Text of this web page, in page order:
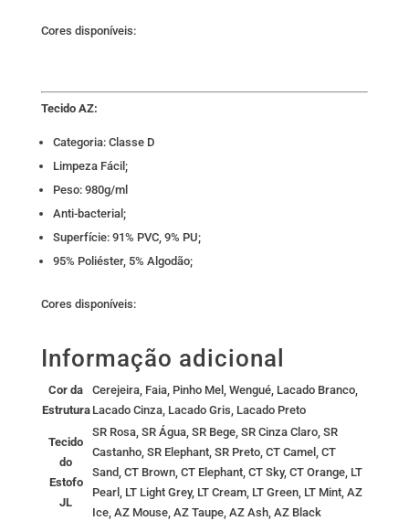
Cores disponíveis:
Tecido AZ:
Categoria: Classe D
Limpeza Fácil;
Peso: 980g/ml
Anti-bacterial;
Superfície: 91% PVC, 9% PU;
95% Poliéster, 5% Algodão;
Cores disponíveis:
Informação adicional
Cor da
Estrutura
Cerejeira, Faia, Pinho Mel, Wengué, Lacado Branco,
Lacado Cinza, Lacado Gris, Lacado Preto
Tecido
do
Estofo
JL
SR Rosa, SR Água, SR Bege, SR Cinza Claro, SR
Castanho, SR Elephant, SR Preto, CT Camel, CT
Sand, CT Brown, CT Elephant, CT Sky, CT Orange, LT
Pearl, LT Light Grey, LT Cream, LT Green, LT Mint, AZ
Ice, AZ Mouse, AZ Taupe, AZ Ash, AZ Black